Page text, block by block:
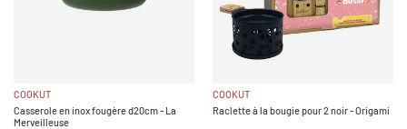
COOKUT
Casserole en inox fougère d20cm - La
Merveilleuse
COOKUT
Raclette à la bougie pour 2 noir - Origami